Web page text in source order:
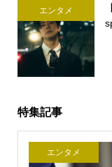
エンタメ
特集記事
エンタメ